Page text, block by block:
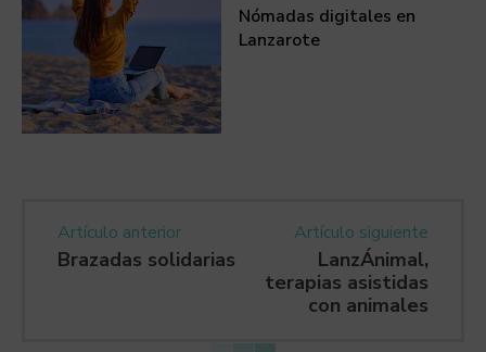
Nómadas digitales en
Lanzarote
Artículo anterior
Brazadas solidarias
Artículo siguiente
LanzÁnimal,
terapias asistidas
con animales